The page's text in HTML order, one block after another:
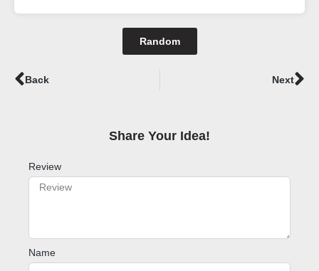
Random
Prev
Back Next
Share Your Idea!​
Review
Name